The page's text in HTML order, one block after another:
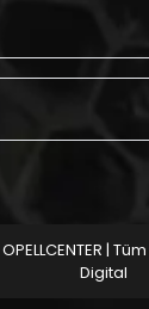
| Tüm
Digital